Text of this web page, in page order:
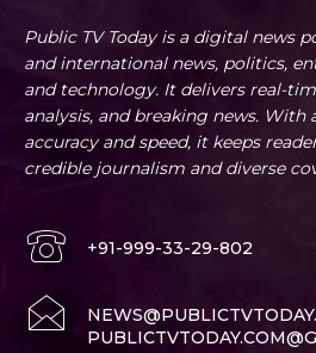
Public TV Today is a digital news
and international news, politics,
and technology. It delivers real-
analysis, and breaking news.
accuracy and speed, it keeps
credible journalism and diverse
+91-999-33-29-802